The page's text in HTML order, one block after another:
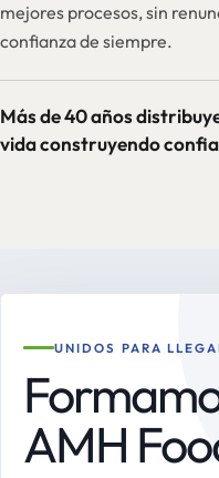
mejores procesos, sin
confianza de siempre.
Más de 40 años
vida construyendo
UNIDOS PARA
AMH